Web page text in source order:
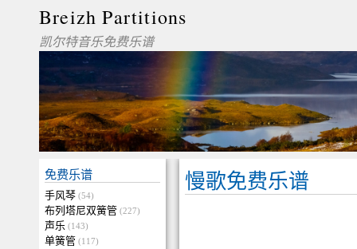
Breizh Partitions
凯尔特音乐免费乐谱
免费乐谱
手风琴 (54)
布列塔尼双簧管 (227)
声乐 (143)
单簧管 (117)
慢歌免费乐谱